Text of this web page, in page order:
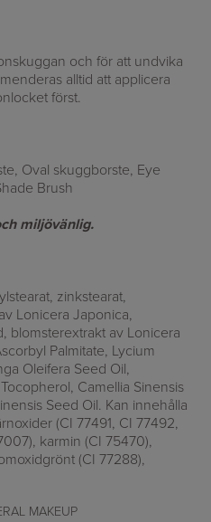
och för att undvika
alltid att applicera
först.
Oval skuggborste, Eye
Brush
miljövänlig.
zinkstearat,
Lonicera Japonica,
blomsterextrakt av Lonicera
Palmitate, Lycium
Oleifera Seed Oil,
Camellia Sinensis
Seed Oil. Kan innehålla
(CI 77491, CI 77492,
karmin (CI 75470),
(CI 77288),
MAKEUP